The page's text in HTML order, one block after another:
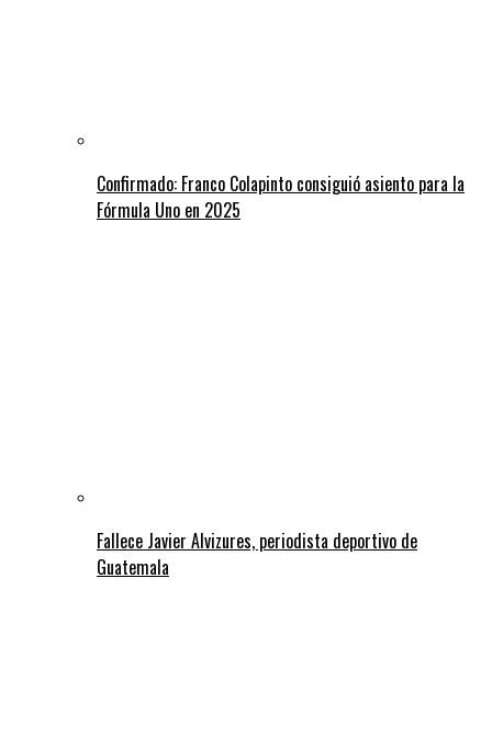
Confirmado: Franco Colapinto consiguió asiento para la
Fórmula Uno en 2025
Fallece Javier Alvizures, periodista deportivo de
Guatemala